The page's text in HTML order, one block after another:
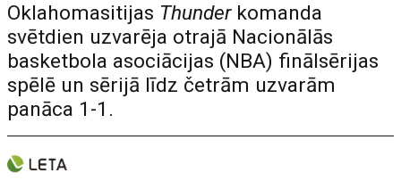
Oklahomasitijas Thunderkomanda
svētdien uzvarēja otrajā Nacionālās
basketbola asociācijas (NBA) finālsērijas
spēlē un sērijā līdz četrām uzvarām
panāca 1-1.